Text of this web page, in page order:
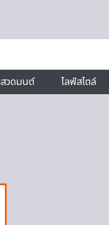
วดมนต์ ไลฟ์สไตล์